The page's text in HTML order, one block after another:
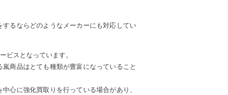
するならどのようなメーカーにも対応してい
ビスとなっています。
商品はとても種類が豊富になっていること
心に強化買取りを行っている場合があり、